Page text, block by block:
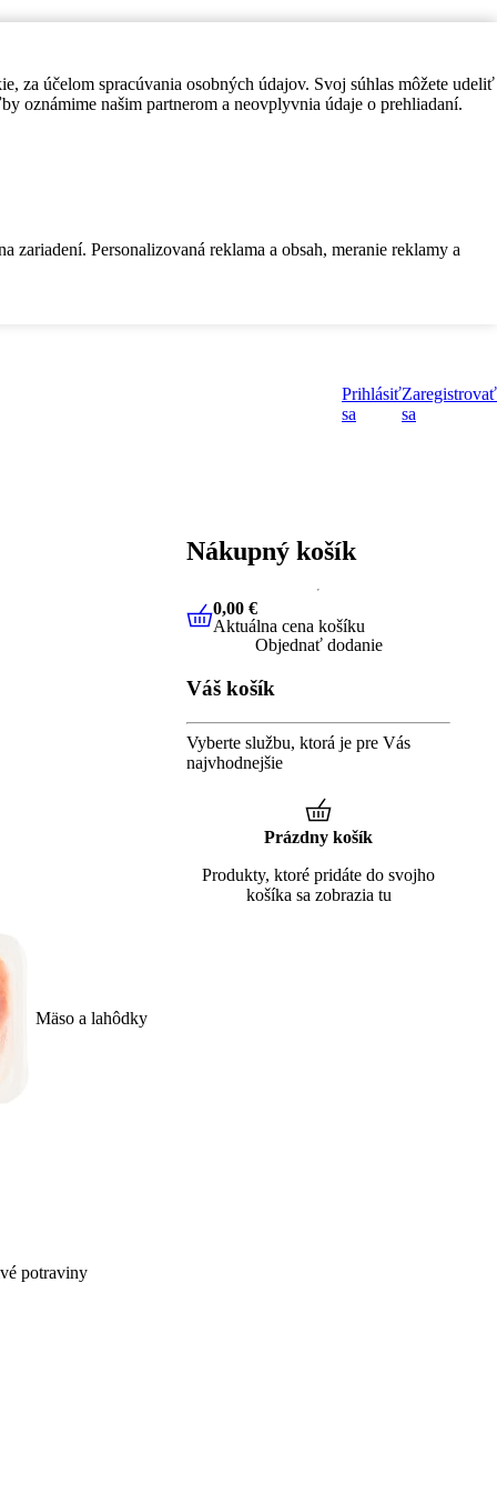
za účelom spracúvania osobných údajov. Svoj súhlas môžete udeliť
oznámime našim partnerom a neovplyvnia údaje o prehliadaní.
Personalizovaná reklama a obsah, meranie reklamy a
Prihlásiť
sa
Zaregistrovať
sa
Mäso a lahôdky
potraviny
Nákupný košík
0,00 €Aktuálna cena košíku
0,00 €
Aktuálna cena košíku
Objednať dodanie
Váš košík
Vyberte službu, ktorá je pre Vás
najvhodnejšie
Prázdny košík
Produkty, ktoré pridáte do svojho
košíka sa zobrazia tu